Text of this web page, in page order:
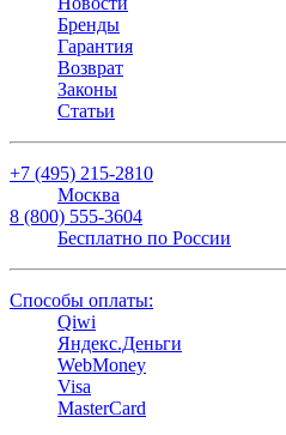
Бренды
Гарантия
Возврат
Законы
Статьи
+7 (495) 215-2810
Москва
8 (800) 555-3604
Бесплатно по России
Способы оплаты:
Qiwi
Яндекс.Деньги
WebMoney
Visa
MasterCard